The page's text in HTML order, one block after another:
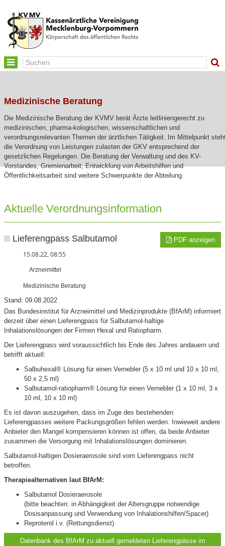
Toggle
navigation
Medizinische Beratung
Die Medizinische Beratung der KVMV berät Ärzte leitliniengerecht zu
medizinischen, pharma-kologischen, wissenschaftlichen und
verordnungsrelevanten Themen der ärztlichen Tätigkeit. Im Mittelpunkt
die Verordnung von Leistungen zulasten der GKV entsprechend der
gesetzlichen Regelungen. Die Beratung der Verwaltung und des KV-
Vorstandes, Gremienarbeit, Entwicklung von Arbeitshilfen und
Öffentlichkeitsarbeit sind weitere Schwerpunkte der Abteilung.
Aktuelle Verordnungsinformation
PDF anzeigen
Lieferengpass Salbutamol
15.08.22, 08:55
Arzneimittel
Medizinische Beratung
Stand: 09.08.2022
Das Bundesinstitut für Arzneimittel und Medizinprodukte (BfArM) informiert
derzeit über einen Lieferengpass für Salbutamol-haltige
Inhalationslösungen der Firmen Hexal und Ratiopharm.
Der Lieferengpass wird voraussichtlich bis Ende des Jahres andauern und
betrifft aktuell:
Salbuhexal® Lösung für einen Vernebler (5 x 10 ml und 10 x 10 ml,
50 x 2,5 ml)
Salbutamol-ratiopharm® Lösung für einen Vernebler (1 x 10 ml, 3 x
10 ml, 10 x 10 ml)
Es ist davon auszugehen, dass im Zuge des bestehenden
Lieferengpasses weitere Packungsgrößen fehlen werden. Inwieweit andere
Anbieter den Mangel kompensieren können ist offen, da beide Anbieter
zusammen die Versorgung mit Inhalationslösungen dominieren.
Salbutamol-haltigen Dosieraerosole sind vom Lieferengpass nicht
betroffen.
Therapiealternativen laut BfArM:
Salbutamol Dosieraerosole
(bitte beachten: in Abhängigkeit der Altersgruppe notwendige
Dosisanpassung und Verwendung von Inhalationshilfen/Spacer)
Reproterol i.v. (Rettungsdienst)
Datenbank des BfArM zu aktuell gemeldeten Lieferengpässe im